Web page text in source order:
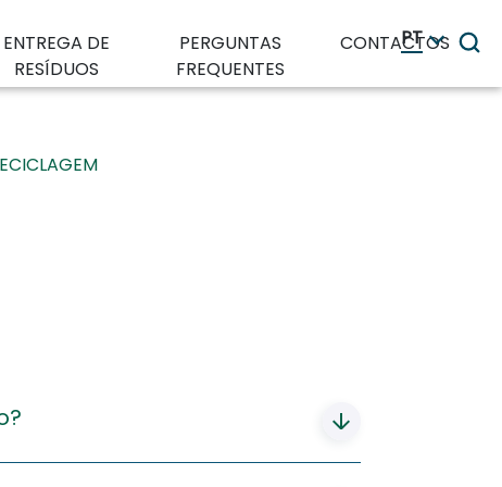
ENTREGA DE
RESÍDUOS
PERGUNTAS
FREQUENTES
CONTACTOS
PT